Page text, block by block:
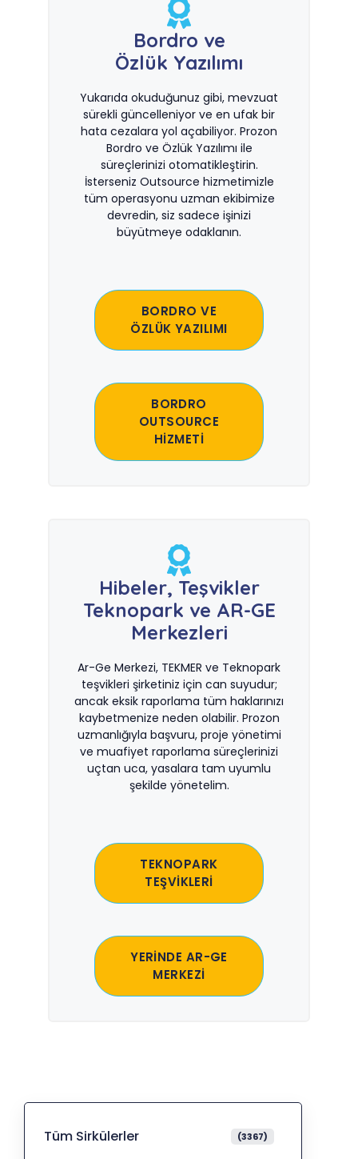
Bordro ve
Özlük Yazılımı
Yukarıda okuduğunuz gibi, mevzuat
sürekli güncelleniyor ve en ufak bir
hata cezalara yol açabiliyor. Prozon
Bordro ve Özlük Yazılımı ile
süreçlerinizi otomatikleştirin.
İsterseniz Outsource hizmetimizle
tüm operasyonu uzman ekibimize
devredin, siz sadece işinizi
büyütmeye odaklanın.
BORDRO VE
ÖZLÜK YAZILIMI
BORDRO
OUTSOURCE
HİZMETİ
Hibeler, Teşvikler
Teknopark ve AR-GE
Merkezleri
Ar-Ge Merkezi, TEKMER ve Teknopark
teşvikleri şirketiniz için can suyudur;
ancak eksik raporlama tüm haklarınızı
kaybetmenize neden olabilir. Prozon
uzmanlığıyla başvuru, proje yönetimi
ve muafiyet raporlama süreçlerinizi
uçtan uca, yasalara tam uyumlu
şekilde yönetelim.
TEKNOPARK
TEŞVİKLERİ
YERİNDE AR-GE
MERKEZİ
Tüm Sirkülerler (3367)